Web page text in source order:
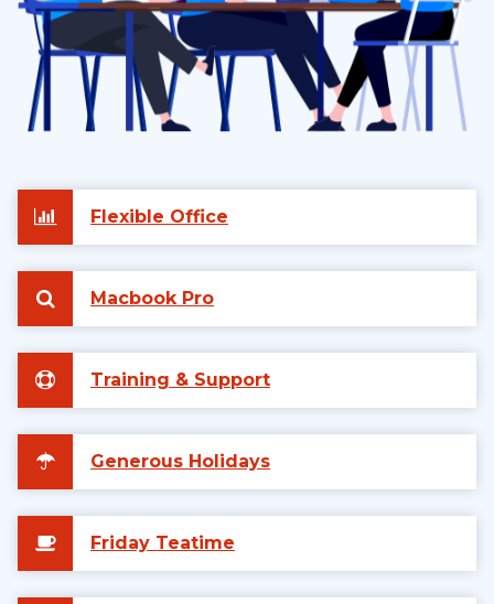
Flexible Office
Macbook Pro
Training & Support
Generous Holidays
Friday Teatime